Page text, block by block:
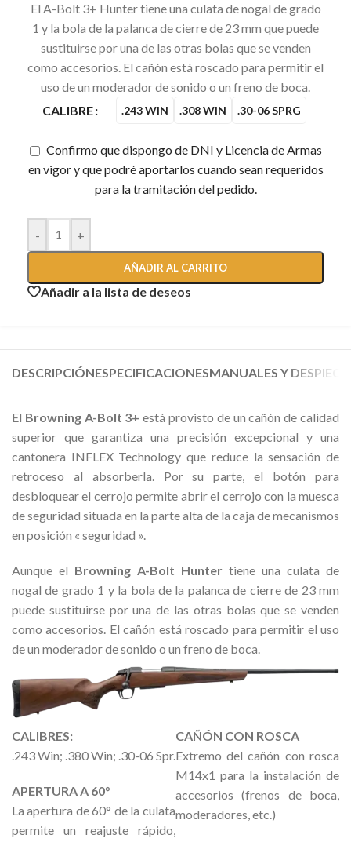
El A-Bolt 3+ Hunter tiene una culata de nogal de grado
1 y la bola de la palanca de cierre de 23 mm que puede
sustituirse por una de las otras bolas que se venden
como accesorios. El cañón está roscado para permitir el
uso de un moderador de sonido o un freno de boca.
CALIBRE
.243 WIN .308 WIN .30-06 SPRG
Confirmo que dispongo de DNI y Licencia de Armas
en vigor y que podré aportarlos cuando sean requeridos
para la tramitación del pedido.
- +
AÑADIR AL CARRITO
Añadir a la lista de deseos
DESCRIPCIÓNESPECIFICACIONESMANUALES Y
El Browning A-Bolt 3+ está provisto de un cañón de calidad
superior que garantiza una precisión excepcional y una
cantonera INFLEX Technology que reduce la sensación de
retroceso al absorberla. Por su parte, el botón para
desbloquear el cerrojo permite abrir el cerrojo con la muesca
de seguridad situada en la parte alta de la caja de mecanismos
en posición « seguridad ».
Aunque el Browning A-Bolt Hunter tiene una culata de
nogal de grado 1 y la bola de la palanca de cierre de 23 mm
puede sustituirse por una de las otras bolas que se venden
como accesorios. El cañón está roscado para permitir el uso
de un moderador de sonido o un freno de boca.
CALIBRES:
.243 Win; .380 Win; .30-06 Spr.
APERTURA A 60°
La apertura de 60° de la culata
permite un reajuste rápido,
CAÑÓN CON ROSCA
Extremo del cañón con rosca
M14x1 para la instalación de
accesorios (frenos de boca,
moderadores, etc.)